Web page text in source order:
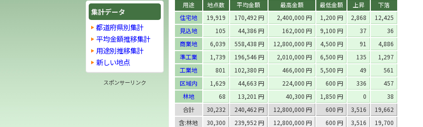
用途 地点数 平均金額 最高金額 最低金額 上昇
下落
住宅地
19,919 170,492 円 2,400,000 円 1,200 円 2,868
12,425
見込地
105 44,386 円 162,000 円 9,100 円 37
36
商業地
6,039 558,438 円 12,800,000 円 4,500 円 91
4,886
準工業
1,739 196,546 円 2,010,000 円 6,500 円 135
1,297
工業地
801 102,380 円 466,000 円 5,500 円 49
561
区域内
1,629 44,663 円 224,000 円 600 円 336
457
林地
68 13,201 円 40,300 円 1,850 円 0
38
合計
30,232 240,462 円 12,800,000 円 600 円 3,516
19,662
含:林地
30,300 239,952 円 12,800,000 円 600 円 3,516 19,700
集計データ
都道府県別集計
平均金額推移集計
用途別推移集計
新しい地点
スポンサーリンク